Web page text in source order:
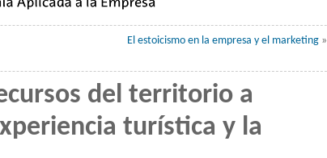
El estoicismo en la empresa y el marketing »
del territorio a
turística y la